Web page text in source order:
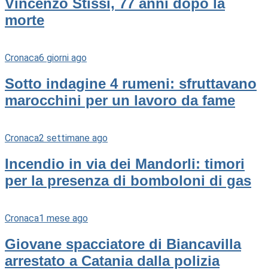
Vincenzo Stissi, 77 anni dopo la
morte
Cronaca6 giorni ago
Sotto indagine 4 rumeni: sfruttavano
marocchini per un lavoro da fame
Cronaca2 settimane ago
Incendio in via dei Mandorli: timori
per la presenza di bomboloni di gas
Cronaca1 mese ago
Giovane spacciatore di Biancavilla
arrestato a Catania dalla polizia